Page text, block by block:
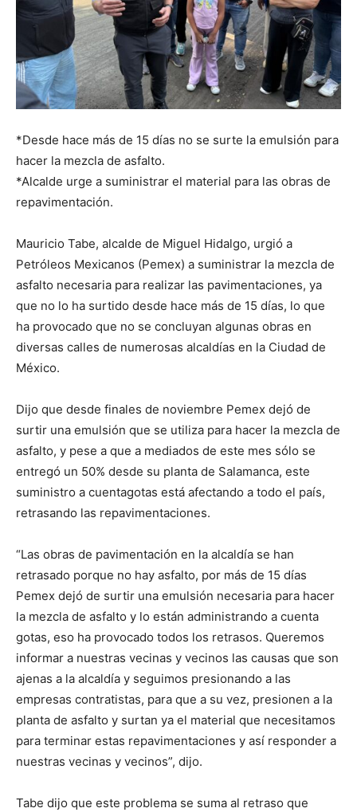
*Desde hace más de 15 días no se surte la emulsión para
hacer la mezcla de asfalto.
*Alcalde urge a suministrar el material para las obras de
repavimentación.
Mauricio Tabe, alcalde de Miguel Hidalgo, urgió a
Petróleos Mexicanos (Pemex) a suministrar la mezcla de
asfalto necesaria para realizar las pavimentaciones, ya
que no lo ha surtido desde hace más de 15 días, lo que
ha provocado que no se concluyan algunas obras en
diversas calles de numerosas alcaldías en la Ciudad de
México.
Dijo que desde finales de noviembre Pemex dejó de
surtir una emulsión que se utiliza para hacer la mezcla de
asfalto, y pese a que a mediados de este mes sólo se
entregó un 50% desde su planta de Salamanca, este
suministro a cuentagotas está afectando a todo el país,
retrasando las repavimentaciones.
“Las obras de pavimentación en la alcaldía se han
retrasado porque no hay asfalto, por más de 15 días
Pemex dejó de surtir una emulsión necesaria para hacer
la mezcla de asfalto y lo están administrando a cuenta
gotas, eso ha provocado todos los retrasos. Queremos
informar a nuestras vecinas y vecinos las causas que son
ajenas a la alcaldía y seguimos presionando a las
empresas contratistas, para que a su vez, presionen a la
planta de asfalto y surtan ya el material que necesitamos
para terminar estas repavimentaciones y así responder a
nuestras vecinas y vecinos”, dijo.
Tabe dijo que este problema se suma al retraso que